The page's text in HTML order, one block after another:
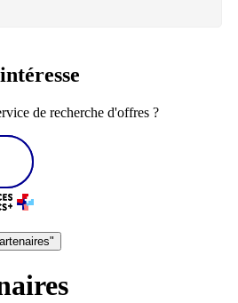
de recherche d'offres ?